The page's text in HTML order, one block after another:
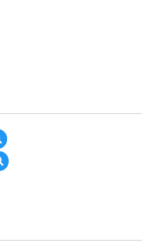
預
覽
中
莊
預
覽